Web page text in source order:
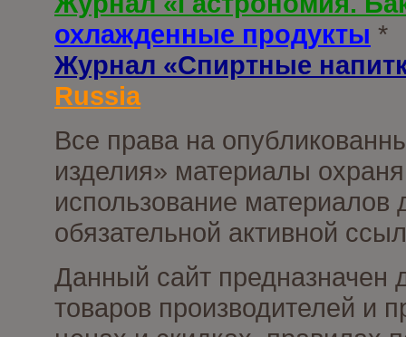
охлажденные продукты *
Журнал «Спиртные
Russia
Все права на
изделия» материалы
использование материалов
обязательной активной
Данный сайт предназначен
товаров производителей и